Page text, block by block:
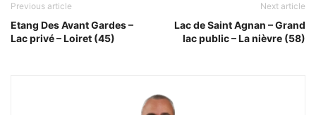
Previous article
Etang Des Avant Gardes –
Lac privé – Loiret (45)
Next article
Lac de Saint Agnan – Grand
lac public – La nièvre (58)